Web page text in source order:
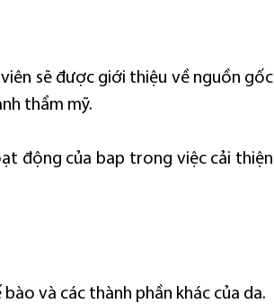
sẽ được giới thiệu về nguồn gốc
thẩm mỹ.
động của bap trong việc cải thiện
và các thành phần khác của da.